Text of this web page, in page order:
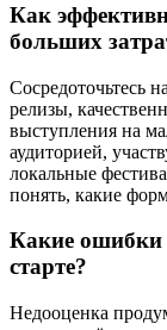
Как
больших
Сосредоточьтесь
релизы,
выступления на
аудиторией,
локальные
понять, какие
Какие ошибки
старте?
Недооценка